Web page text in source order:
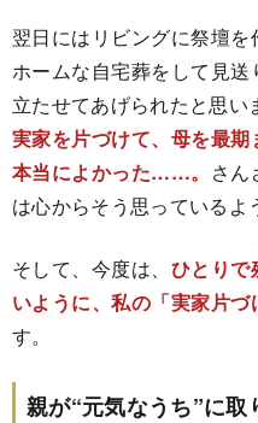
翌日にはリビングに祭壇
ホームな自宅葬をして見
立たせてあげられたと思い
実家を片づけて、母を最
本当によかった……。 さ
は心からそう思っているよ
そして、今度は、 ひとりで
いように、私の「実家片
す。
親が“元気なうち”に